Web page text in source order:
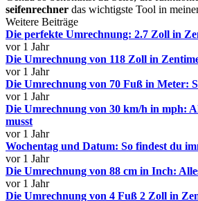
seifenrechner das wichtigste Tool in
Weitere Beiträge
Die perfekte Umrechnung: 2.7 Zoll in
vor 1 Jahr
Die Umrechnung von 118 Zoll in
vor 1 Jahr
Die Umrechnung von 70 Fuß in Meter:
vor 1 Jahr
Die Umrechnung von 30 km/h in mph:
musst
vor 1 Jahr
Wochentag und Datum: So findest du
vor 1 Jahr
Die Umrechnung von 88 cm in Inch:
vor 1 Jahr
Die Umrechnung von 4 Fuß 2 Zoll in